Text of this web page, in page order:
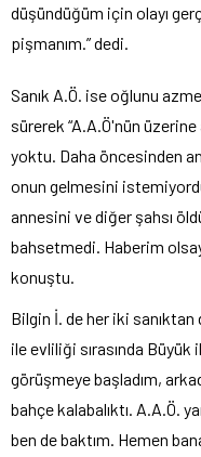
düşündüğüm için olayı
pişmanım.” dedi.
Sanık A.Ö. ise oğlunu
sürerek “A.A.Ö'nün
yoktu. Daha öncesinden
onun gelmesini
annesini ve diğer şahsı
bahsetmedi. Haberim
konuştu.
Bilgin İ. de her iki
ile evliliği sırasında
görüşmeye başladım,
bahçe kalabalıktı. A.A.Ö.
ben de baktım. Hemen